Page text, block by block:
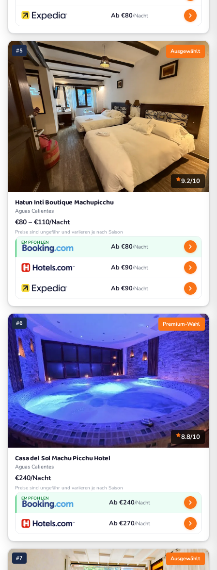
Ab €80/Nacht
#5 Ausgewählt
9.2/10
Hatun Inti Boutique Machupicchu
Aguas Calientes
€80 – €110/Nacht
Preise sind ungefähr und variieren je nach Saison
EMPFOHLEN Ab €80/Nacht
Ab €90/Nacht
Ab €90/Nacht
#6 Premium-Wahl
8.8/10
Casa del Sol Machu Picchu Hotel
Aguas Calientes
€240/Nacht
Preise sind ungefähr und variieren je nach Saison
EMPFOHLEN Ab €240/Nacht
Ab €270/Nacht
#7 Ausgewählt